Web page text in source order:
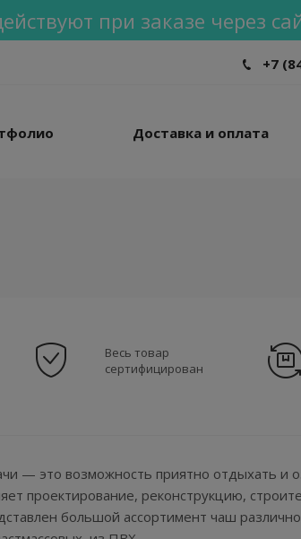
при заказе через
+7
Доставка и оплата
Весь товар
сертифицирован
— это возможность приятно отдыхать и
проектирование, реконструкцию,
большой ассортимент чаш